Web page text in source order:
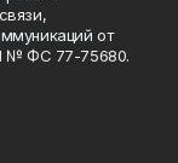
от
№ ФС 77-75680.